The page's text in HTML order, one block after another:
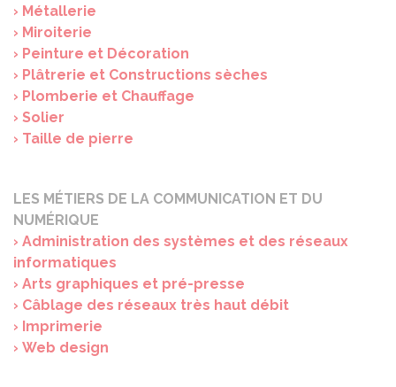
› Métallerie
› Miroiterie
› Peinture et Décoration
› Plâtrerie et Constructions sèches
› Plomberie et Chauffage
› Solier
› Taille de pierre
LES MÉTIERS DE LA COMMUNICATION ET DU
NUMÉRIQUE
› Administration des systèmes et des réseaux
informatiques
› Arts graphiques et pré-presse
› Câblage des réseaux très haut débit
› Imprimerie
› Web design